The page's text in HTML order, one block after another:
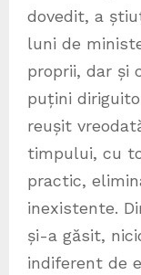
dovedit, a
luni de
proprii, dar și
puțini
reușit
timpului, cu
practic,
inexistente.
și-a găsit,
indiferent de